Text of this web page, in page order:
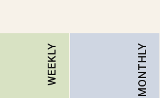
WEEKLY MONTHLY